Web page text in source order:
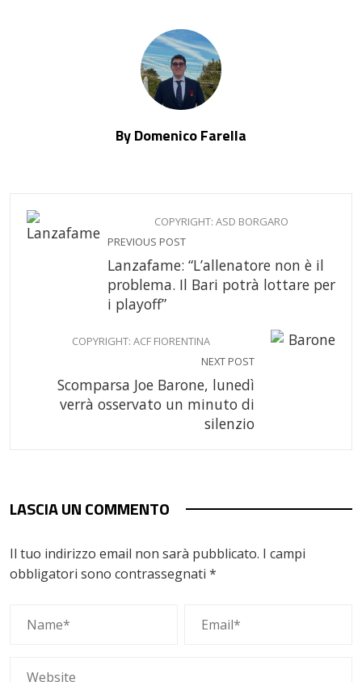
By Domenico Farella
COPYRIGHT: ASD BORGARO
PREVIOUS POST
Lanzafame: “L’allenatore non è il
problema. Il Bari potrà lottare per
i playoff”
COPYRIGHT: ACF FIORENTINA
NEXT POST
Scomparsa Joe Barone, lunedì
verrà osservato un minuto di
silenzio
LASCIA UN COMMENTO
Il tuo indirizzo email non sarà pubblicato. I campi
obbligatori sono contrassegnati *